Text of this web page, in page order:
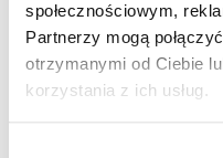
społecznościowym,
Partnerzy mogą
otrzymanymi od Ciebie
korzystania z ich usług.
Uproszczona zasada: im
przewidywany okres
zakup rozłoży swoje
horyzont lub im mniej
Przy własnej maszynie